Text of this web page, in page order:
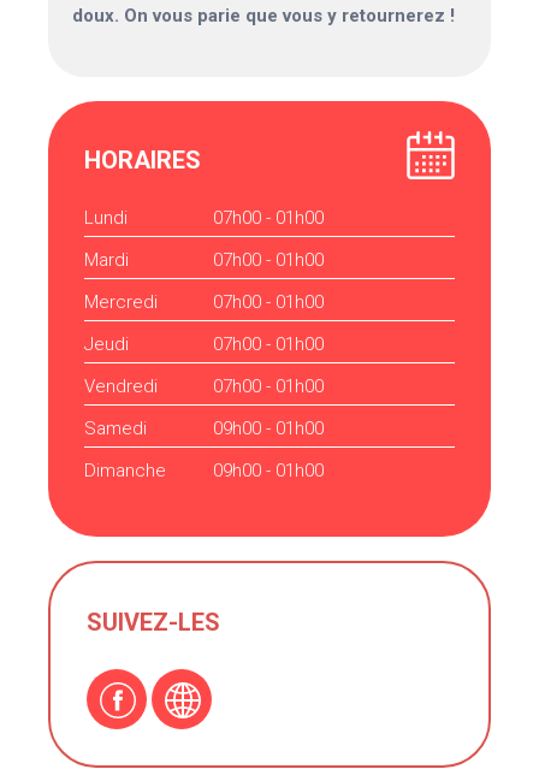
doux. On vous parie que vous y retournerez !
HORAIRES
Lundi
07h00 - 01h00
Mardi
07h00 - 01h00
Mercredi
07h00 - 01h00
Jeudi
07h00 - 01h00
Vendredi
07h00 - 01h00
Samedi
09h00 - 01h00
Dimanche
09h00 - 01h00
SUIVEZ-LES